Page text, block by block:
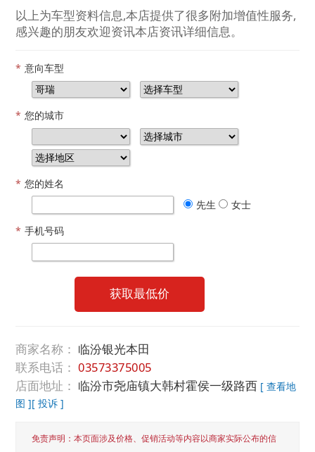
以上为车型资料信息,本店提供了很多附加增值性服务,
感兴趣的朋友欢迎资讯本店资讯详细信息。
* 意向车型
* 您的城市
* 您的姓名
先生
女士
* 手机号码
获取最低价
商家名称： 临汾银光本田
联系电话： 03573375005
店面地址： 临汾市尧庙镇大韩村霍侯一级路西 [ 查看地
图 ][ 投诉 ]
免责声明：本页面涉及价格、促销活动等内容以商家实际公布的信